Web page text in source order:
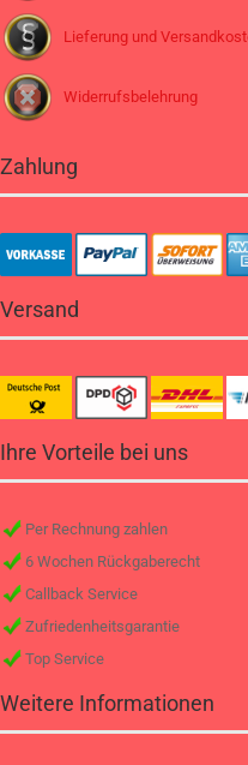
Lieferung und
Widerrufsbelehrung
Zahlung
Versand
Ihre Vorteile bei uns
Per Rechnung zahlen
6 Wochen Rückgaberecht
Callback Service
Zufriedenheitsgarantie
Top Service
Weitere Informationen